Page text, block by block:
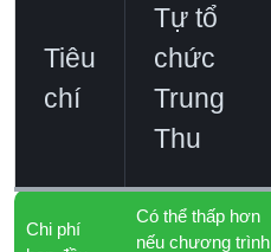
Tiêu
chí
Tự tổ
chức
Trung
Thu
Chi phí
Có thể thấp hơn
nếu chương trình